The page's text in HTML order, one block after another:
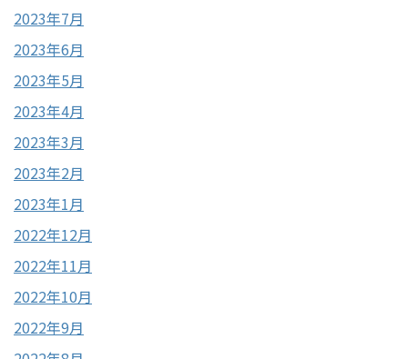
2023年7月
2023年6月
2023年5月
2023年4月
2023年3月
2023年2月
2023年1月
2022年12月
2022年11月
2022年10月
2022年9月